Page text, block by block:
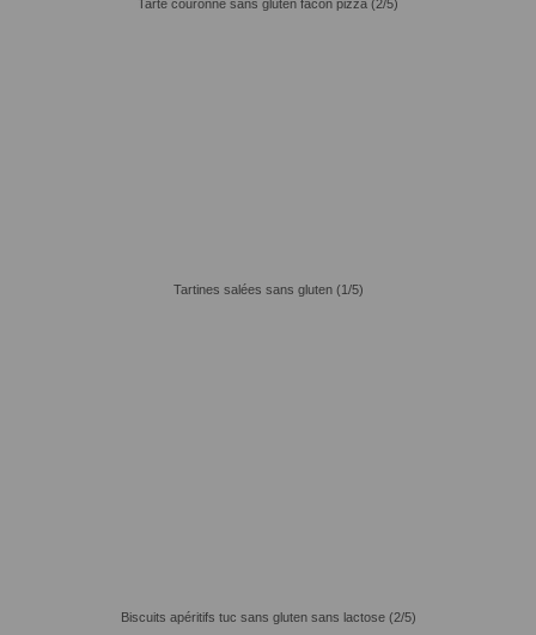
Tarte couronne sans gluten facon pizza (2/5)
Tartines salées sans gluten (1/5)
Biscuits apéritifs tuc sans gluten sans lactose (2/5)